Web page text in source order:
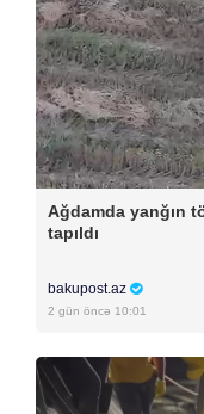
Ağdamda yanğın
tapıldı
bakupost.az
2 gün öncə 10:01